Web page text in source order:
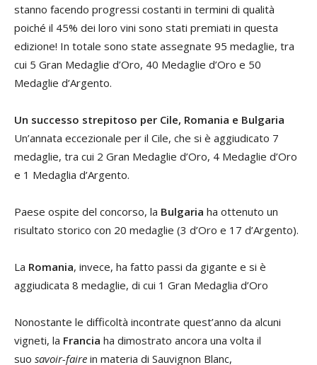
stanno facendo progressi costanti in termini di qualità
poiché il 45% dei loro vini sono stati premiati in questa
edizione! In totale sono state assegnate 95 medaglie, tra
cui 5 Gran Medaglie d’Oro, 40 Medaglie d’Oro e 50
Medaglie d’Argento.
Un successo strepitoso per Cile, Romania e Bulgaria
Un’annata eccezionale per il Cile, che si è aggiudicato 7
medaglie, tra cui 2 Gran Medaglie d’Oro, 4 Medaglie d’Oro
e 1 Medaglia d’Argento.
Paese ospite del concorso, la Bulgaria ha ottenuto un
risultato storico con 20 medaglie (3 d’Oro e 17 d’Argento).
La Romania, invece, ha fatto passi da gigante e si è
aggiudicata 8 medaglie, di cui 1 Gran Medaglia d’Oro
Nonostante le difficoltà incontrate quest’anno da alcuni
vigneti, la Francia ha dimostrato ancora una volta il
suo savoir-faire in materia di Sauvignon Blanc,